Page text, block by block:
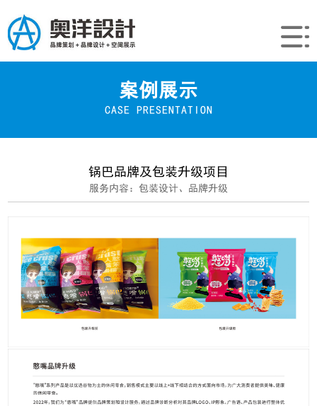
案例展示
CASE PRESENTATION
锅巴品牌及包装升级项目
服务内容：包装设计、品牌升级